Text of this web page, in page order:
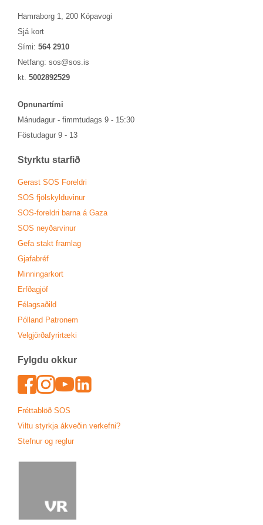
Hamraborg 1, 200 Kópavogi
Sjá kort
Sími: 564 2910
Netfang: sos@sos.is
kt. 5002892529
Opn­un­ar­tími
Mánu­dag­ur - fimmtu­dags 9 - 15:30
Föstu­dag­ur 9 - 13
Styrktu starf­ið
Ger­ast SOS For­eldri
SOS fjöl­skyldu­vin­ur
SOS-for­eldri barna á Gaza
SOS neyð­ar­vin­ur
Gefa stakt fram­lag
Gjafa­bréf
Minn­ing­ar­kort
Erfða­gjöf
Fé­lags­að­ild
Pól­land Patronem
Vel­gjörða­fyr­ir­tæki
Fylgdu okk­ur
Face­book
In­sta­gram
Youtu­be
Lin­ked­In
Frétta­blöð SOS
Viltu styrkja ákveð­in verk­efni?
Stefn­ur og regl­ur